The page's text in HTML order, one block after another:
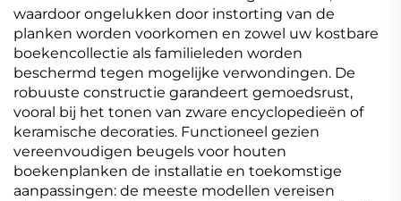
waardoor ongelukken door instorting van de
planken worden voorkomen en zowel uw kostbare
boekencollectie als familieleden worden
beschermd tegen mogelijke verwondingen. De
robuuste constructie garandeert gemoedsrust,
vooral bij het tonen van zware encyclopedieën of
keramische decoraties. Functioneel gezien
vereenvoudigen beugels voor houten
boekenplanken de installatie en toekomstige
aanpassingen: de meeste modellen vereisen